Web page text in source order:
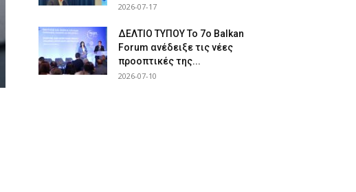
2026-07-17
ΔΕΛΤΙΟ ΤΥΠΟΥ Το 7ο Balkan
Forum ανέδειξε τις νέες
προοπτικές της...
2026-07-10